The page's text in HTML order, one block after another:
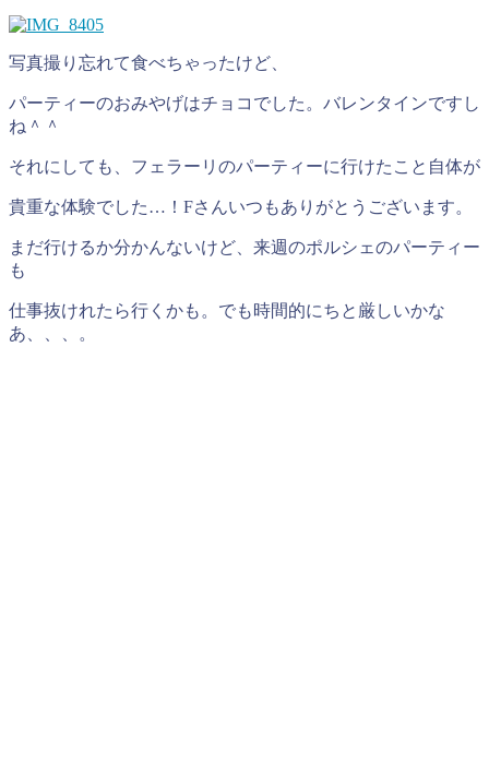
写真撮り忘れて食べちゃったけど、
パーティーのおみやげはチョコでした。バレンタインですし
ね＾＾
それにしても、フェラーリのパーティーに行けたこと自体が
貴重な体験でした…！Fさんいつもありがとうございます。
まだ行けるか分かんないけど、来週のポルシェのパーティー
も
仕事抜けれたら行くかも。でも時間的にちと厳しいかな
あ、、、。